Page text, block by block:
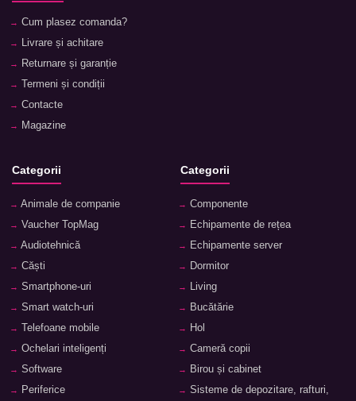
Cum plasez comanda?
Livrare și achitare
Returnare și garanție
Termeni și condiții
Contacte
Magazine
Categorii
Animale de companie
Vaucher TopMag
Audiotehnică
Căști
Smartphone-uri
Smart watch-uri
Telefoane mobile
Ochelari inteligenți
Software
Periferice
Categorii
Componente
Echipamente de rețea
Echipamente server
Dormitor
Living
Bucătărie
Hol
Cameră copii
Birou și cabinet
Sisteme de depozitare, rafturi,